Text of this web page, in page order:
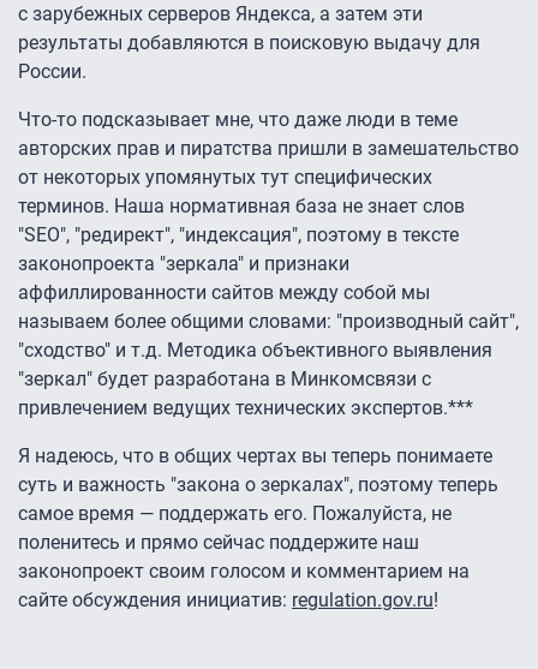
с зарубежных серверов Яндекса, а затем эти
результаты добавляются в поисковую выдачу для
России.
Что-то подсказывает мне, что даже люди в теме
авторских прав и пиратства пришли в замешательство
от некоторых упомянутых тут специфических
терминов. Наша нормативная база не знает слов
"SEO", "редирект", "индексация", поэтому в тексте
законопроекта "зеркала" и признаки
аффиллированности сайтов между собой мы
называем более общими словами: "производный сайт",
"сходство" и т.д. Методика объективного выявления
"зеркал" будет разработана в Минкомсвязи с
привлечением ведущих технических экспертов.***
Я надеюсь, что в общих чертах вы теперь понимаете
суть и важность "закона о зеркалах", поэтому теперь
самое время — поддержать его. Пожалуйста, не
поленитесь и прямо сейчас поддержите наш
законопроект своим голосом и комментарием на
сайте обсуждения инициатив: regulation.gov.ru!